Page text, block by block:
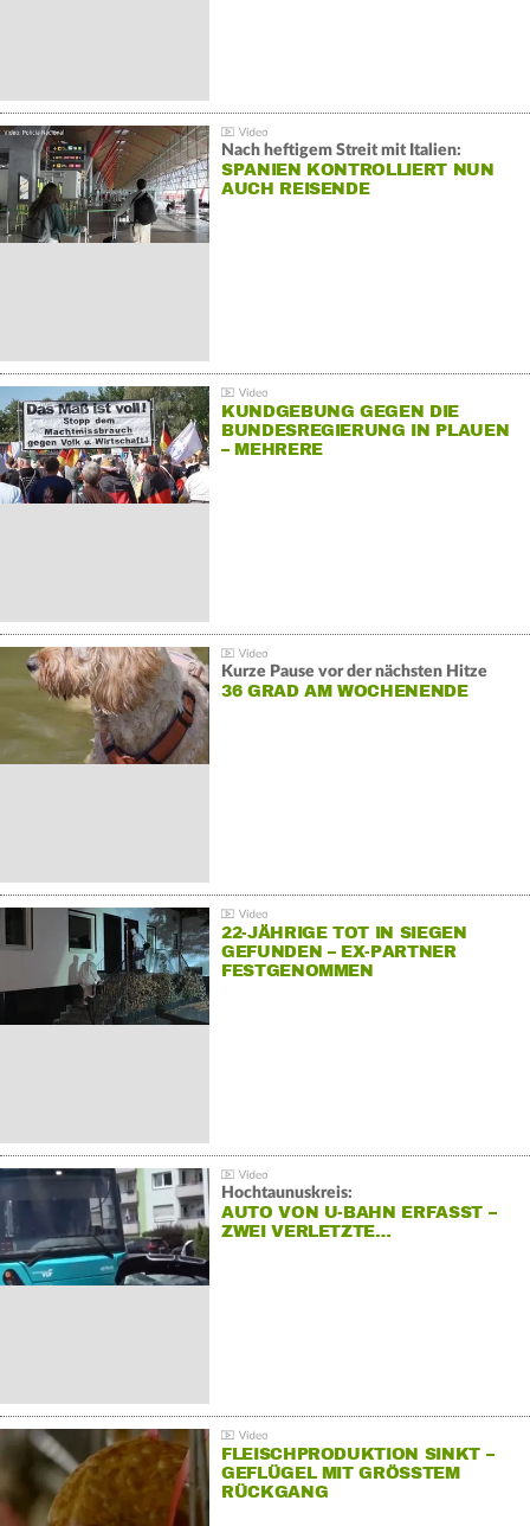
Nach heftigem Streit mit Italien:
SPANIEN KONTROLLIERT NUN
AUCH REISENDE
KUNDGEBUNG GEGEN DIE
BUNDESREGIERUNG IN PLAUEN
– MEHRERE
Kurze Pause vor der nächsten Hitze
36 GRAD AM WOCHENENDE
22-JÄHRIGE TOT IN SIEGEN
GEFUNDEN – EX-PARTNER
FESTGENOMMEN
Hochtaunuskreis:
AUTO VON U-BAHN ERFASST –
ZWEI VERLETZTE…
FLEISCHPRODUKTION SINKT –
GEFLÜGEL MIT GRÖSSTEM R
ÜCKGANG